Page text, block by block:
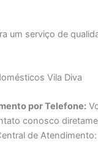
um serviço de
Vila Diva
por Telefone:
conosco
de Atendimento: